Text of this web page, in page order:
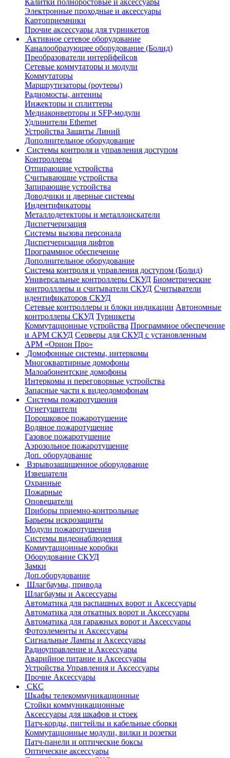
Калитки полноростовые и аксессуары
Электронные проходные и аксессуары
Картоприемники
Прочие аксессуары для турникетов
Активное сетевое оборудование
Каналообразующее оборудование (Болид)
Преобразователи интерйфейсов
Сетевые коммутаторы и модули
Коммутаторы
Маршрутизаторы (роутеры)
Радиомосты, антенны
Инжекторы и сплиттеры
Медиаконверторы и SFP-модули
Удлинители Ethernet
Устройства Защиты Линий
Дополнительное оборудование
Системы контроля и управления доступом
Контроллеры
Отпирающие устройства
Считывающие устройства
Запирающие устройства
Доводчики и дверные системы
Индентификаторы
Металлодетекторы и металлоискатели
Диспетчеризация
Системы вызова персонала
Диспетчеризация лифтов
Программное обеспечение
Дополнительное оборудование
Система контроля и управления доступом (Болид)
Универсальные контроллеры СКУД Биометрические
контролллеры и считыватели СКУД Считыватели
идентификаторов СКУД
Сетевые контроллеры и блоки индикации Автономные
контроллеры СКУД Турникеты
Коммутационные устройства Программное обеспечение
и АРМ СКУД Серверы для СКУД с установленным
АРМ «Орион Про»
Домофонные системы, интеркомы
Многоквартирные домофоны
Малоабонентские домофоны
Интеркомы и переговорные устройства
Запасные части к видеодомофонам
Системы пожаротушения
Огнетушители
Порошковое пожаротушение
Водяное пожаротушение
Газовое пожаротушение
Аэрозольное пожаротушение
Доп. оборудование
Взрывозащищенное оборудование
Извещатели
Охранные
Пожарные
Оповещатели
Приборы приемно-контрольные
Барьеры искрозащиты
Модули пожаротушения
Системы видеонаблюдения
Коммутационные коробки
Оборудование СКУД
Замки
Доп.оборудование
Шлагбаумы, привода
Шлагбаумы и Аксессуары
Автоматика для распашных ворот и Аксессуары
Автоматика для откатных ворот и Аксессуары
Автоматика для гаражных ворот и Аксессуары
Фотоэлементы и Аксессуары
Сигнальные Лампы и Аксессуары
Радиоуправление и Аксессуары
Аварийное питание и Аксессуары
Устройства Управления и Аксессуары
Прочие Аксессуары
СКС
Шкафы телекоммуникационные
Стойки коммуникационные
Аксессуары для шкафов и стоек
Патч-корды, пигтейлы и кабельные сборки
Коммутационные модули, вилки и розетки
Патч-панели и оптические боксы
Оптические аксессуары